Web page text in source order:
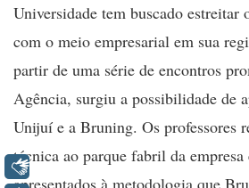
Universidade tem buscado estreitar
com o meio empresarial em sua
partir de uma série de encontros
Agência, surgiu a possibilidade de
Unijuí e a Bruning. Os professores
técnica ao parque fabril da
apresentados à metodologia que
Libras